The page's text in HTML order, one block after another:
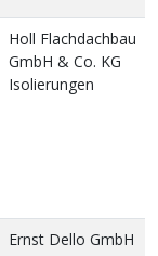
Holl Flachdachbau
GmbH & Co. KG
Isolierungen
Ernst Dello GmbH